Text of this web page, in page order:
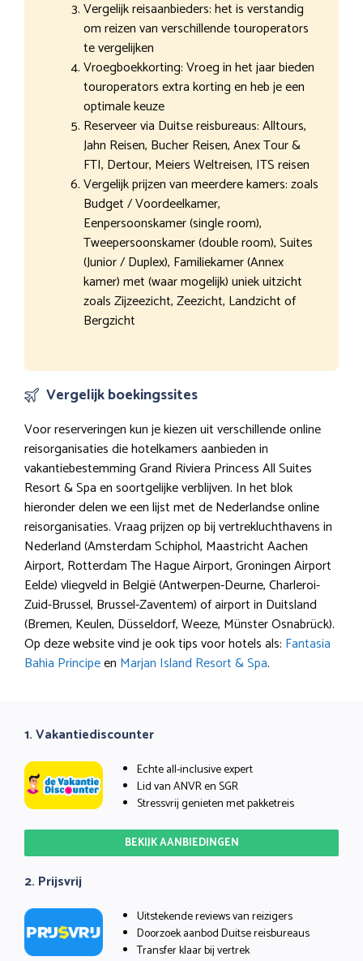
Vergelijk reisaanbieders: het is verstandig
om reizen van verschillende touroperators
te vergelijken
Vroegboekkorting: Vroeg in het jaar bieden
touroperators extra korting en heb je een
optimale keuze
Reserveer via Duitse reisbureaus: Alltours,
Jahn Reisen, Bucher Reisen, Anex Tour &
FTI, Dertour, Meiers Weltreisen, ITS reisen
Vergelijk prijzen van meerdere kamers: zoals
Budget / Voordeelkamer,
Eenpersoonskamer (single room),
Tweepersoonskamer (double room), Suites
(Junior / Duplex), Familiekamer (Annex
kamer) met (waar mogelijk) uniek uitzicht
zoals Zijzeezicht, Zeezicht, Landzicht of
Bergzicht
Vergelijk boekingssites
Voor reserveringen kun je kiezen uit verschillende online
reisorganisaties die hotelkamers aanbieden in
vakantiebestemming Grand Riviera Princess All Suites
Resort & Spa en soortgelijke verblijven. In het blok
hieronder delen we een lijst met de Nederlandse online
reisorganisaties. Vraag prijzen op bij vertrekluchthavens in
Nederland (Amsterdam Schiphol, Maastricht Aachen
Airport, Rotterdam The Hague Airport, Groningen Airport
Eelde) vliegveld in België (Antwerpen-Deurne, Charleroi-
Zuid-Brussel, Brussel-Zaventem) of airport in Duitsland
(Bremen, Keulen, Düsseldorf, Weeze, Münster Osnabrück).
Op deze website vind je ook tips voor hotels als: Fantasia
Bahia Principeen Marjan Island Resort & Spa.
1. Vakantiediscounter
Echte all-inclusive expert
Lid van ANVR en SGR
Stressvrij genieten met pakketreis
BEKIJK AANBIEDINGEN
2. Prijsvrij
Uitstekende reviews van reizigers
Doorzoek aanbod Duitse reisbureaus
Transfer klaar bij vertrek